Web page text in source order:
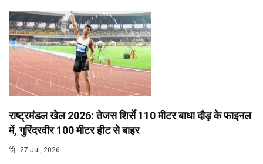
राष्ट्रमंडल खेल 2026: तेजस शिर्से 110 मीटर बाधा दौड़ के फाइनल
में, गुरिंदरवीर 100 मीटर हीट से बाहर
27 Jul, 2026